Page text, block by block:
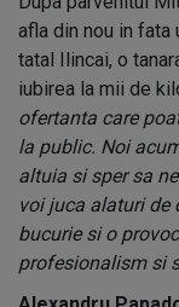
afla din nou in fata
tatal Ilincai, o
iubirea la mii de
ofertanta care
la public. Noi
altuia si sper sa
voi juca alaturi de
bucurie si o
profesionalism si